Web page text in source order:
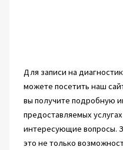
Для записи на
можете посетить наш
вы получите подробную
предоставляемых
интересующие вопросы.
это не только